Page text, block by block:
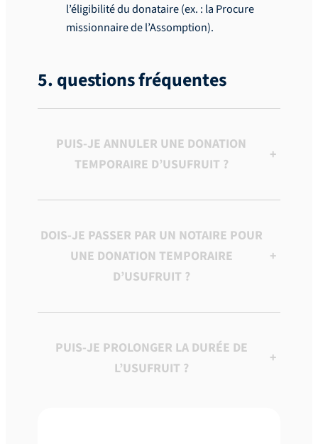
l’éligibilité du donataire (ex. : la Procure
missionnaire de l’Assomption).
5. questions fréquentes
PUIS-JE ANNULER UNE DONATION
TEMPORAIRE D’USUFRUIT ?
+
DOIS-JE PASSER PAR UN NOTAIRE POUR
UNE DONATION TEMPORAIRE
D’USUFRUIT ?
+
PUIS-JE PROLONGER LA DURÉE DE
L’USUFRUIT ?
+